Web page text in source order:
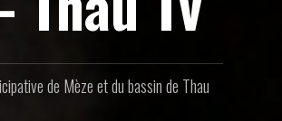
de Mèze et du bassin de Thau